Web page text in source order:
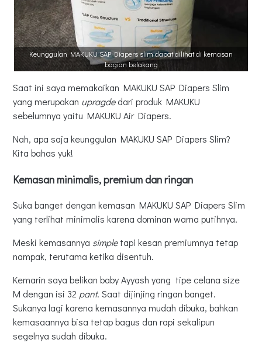
Keunggulan MAKUKU SAP Diapers slim dapat dilihat di kemasan
bagian belakang
Saat ini saya memakaikan MAKUKU SAP Diapers Slim
yang merupakan upragdedari produk MAKUKU
sebelumnya yaitu MAKUKU Air Diapers.
Nah, apa saja keunggulan MAKUKU SAP Diapers Slim?
Kita bahas yuk!
Kemasan minimalis, premium dan ringan
Suka banget dengan kemasan MAKUKU SAP Diapers Slim
yang terlihat minimalis karena dominan warna putihnya.
Meski kemasannya simpletapi kesan premiumnya tetap
nampak, terutama ketika disentuh.
Kemarin saya belikan baby Ayyash yang tipe celana size
M dengan isi 32 pant. Saat dijinjing ringan banget.
Sukanya lagi karena kemasannya mudah dibuka, bahkan
kemasaannya bisa tetap bagus dan rapi sekalipun
segelnya sudah dibuka.